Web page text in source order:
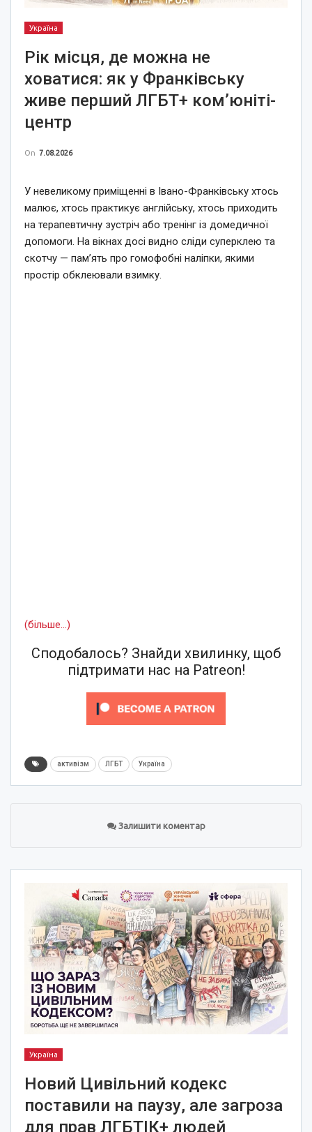
Україна
Рік місця, де можна не
ховатися: як у Франківську
живе перший ЛГБТ+ ком’юніті-
центр
On 7.08.2026
У невеликому приміщенні в Івано-Франківську хтось
малює, хтось практикує англійську, хтось приходить
на терапевтичну зустріч або тренінг із домедичної
допомоги. На вікнах досі видно сліди суперклею та
скотчу — пам’ять про гомофобні наліпки, якими
простір обклеювали взимку.
(більше…)
Сподобалось? Знайди хвилинку, щоб
підтримати нас на Patreon!
активізм ЛГБТ Україна
Залишити коментар
Україна
Новий Цивільний кодекс
поставили на паузу, але загроза
для прав ЛГБТІК+ людей